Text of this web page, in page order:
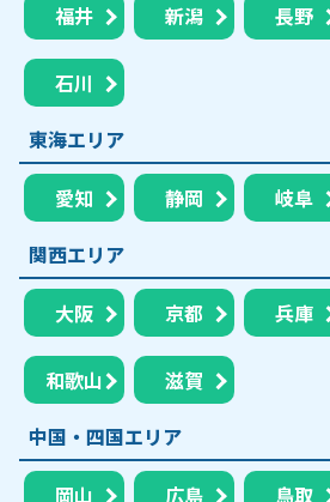
福井 新潟 長野
石川
東海エリア
愛知 静岡 岐阜
関西エリア
大阪 京都 兵庫
和歌山
滋賀
中国・四国エリア
岡山 広島 鳥取